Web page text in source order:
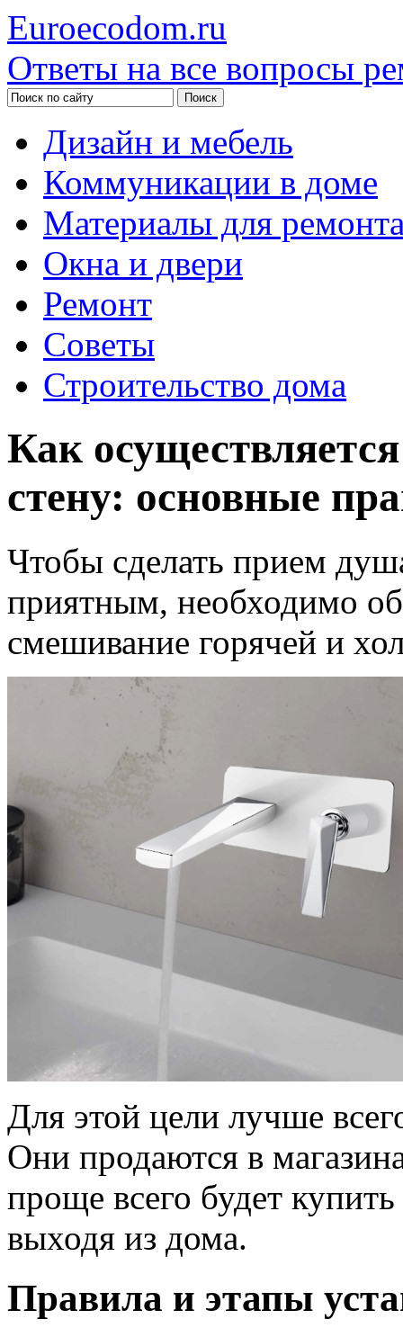
Euroecodom.ru
Ответы на все вопросы
Дизайн и мебель
Коммуникации в доме
Материалы для
Окна и двери
Ремонт
Советы
Строительство дома
Как
стену: основные
Чтобы сделать прием
приятным, необходимо
смешивание горячей и
Для этой цели лучше
Они продаются в
проще всего будет
выходя из дома.
Правила и этапы